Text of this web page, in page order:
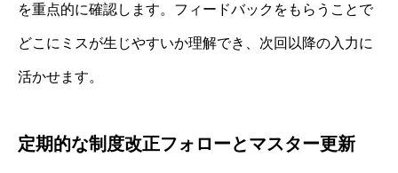
を重点的に確認します。フィードバックをもらうことで
どこにミスが生じやすいか理解でき、次回以降の入力に
活かせます。
定期的な制度改正フォローとマスター更新